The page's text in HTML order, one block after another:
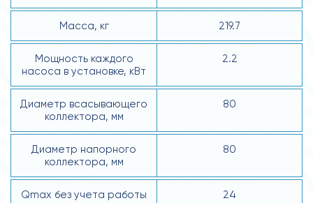
Масса, кг 219.7
Мощность каждого
насоса в установке, кВт
2.2
Диаметр всасывающего
коллектора, мм
80
Диаметр напорного
коллектора, мм
80
Qmax без учета работы
24